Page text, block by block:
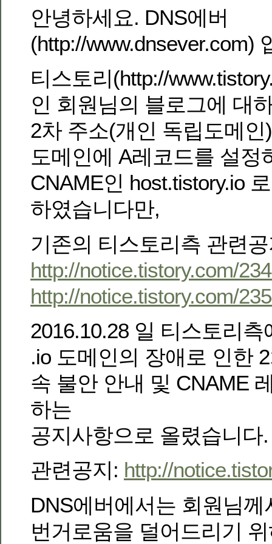
안녕하세요. DNS에버
(http://www.dnsever.com)
티스토리(http://
인 회원님의 블로그에 대
2차 주소(개인 독립도메
도메인에 A레코드를 설정
CNAME인 host.tistory.io
하였습니다만,
기존의 티스토리측 관련
http://notice.tistory.com/
http://notice.tistory.com/
2016.10.28 일 티스토리측
.io 도메인의 장애로 인한
속 불안 안내 및 CNAME
하는
공지사항으로 올렸습니다.
관련공지: http://
DNS에버에서는 회원님
번거로움을 덜어드리기